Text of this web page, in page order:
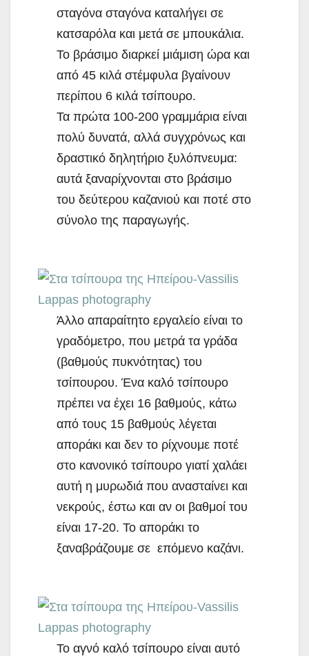
σταγόνα σταγόνα καταλήγει σε
κατσαρόλα και μετά σε μπουκάλια.
Το βράσιμο διαρκεί μιάμιση ώρα και
από 45 κιλά στέμφυλα βγαίνουν
περίπου 6 κιλά τσίπουρο.
Τα πρώτα 100-200 γραμμάρια είναι
πολύ δυνατά, αλλά συγχρόνως και
δραστικό δηλητήριο ξυλόπνευμα:
αυτά ξαναρίχνονται στο βράσιμο
του δεύτερου καζανιού και ποτέ στο
σύνολο της παραγωγής.
Άλλο απαραίτητο εργαλείο είναι το
γραδόμετρο, που μετρά τα γράδα
(βαθμούς πυκνότητας) του
τσίπουρου. Ένα καλό τσίπουρο
πρέπει να έχει 16 βαθμούς, κάτω
από τους 15 βαθμούς λέγεται
αποράκι και δεν το ρίχνουμε ποτέ
στο κανονικό τσίπουρο γιατί χαλάει
αυτή η μυρωδιά που ανασταίνει και
νεκρούς, έστω και αν οι βαθμοί του
είναι 17-20. Το αποράκι το
ξαναβράζουμε σε επόμενο καζάνι.
Το αγνό καλό τσίπουρο είναι αυτό